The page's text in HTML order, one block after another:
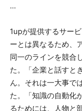
…
1upが提供するサー
ーとは異なるため、
同一のラインを競合
た。「企業と話すと
ん。それは一大事で
た。「知識の自動化
るためには、人物と